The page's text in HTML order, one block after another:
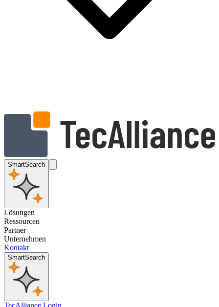
SmartSearch
Lösungen
Ressourcen
Partner
Unternehmen
Kontakt
SmartSearch